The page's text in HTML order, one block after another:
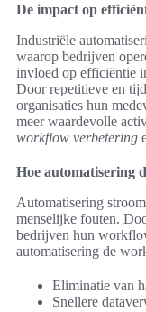
De impact op
Industriële
waarop bedrijven
invloed op efficiëntie
Door repetitieve en
organisaties hun
meer waardevolle
workflow verbetering
Hoe automatisering
Automatisering
menselijke fouten.
bedrijven hun
automatisering de
Eliminatie van
Snellere